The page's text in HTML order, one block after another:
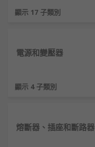
顯示 17 子類別
電源和變壓器
顯示 4 子類別
熔斷器、插座和斷路器